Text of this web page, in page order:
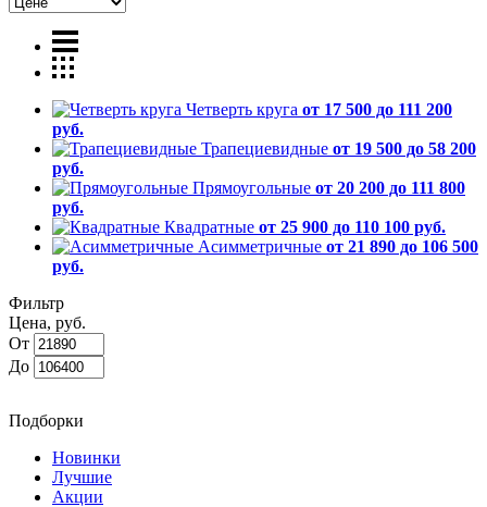
Четверть круга от 17 500 до 111 200
руб.
Трапециевидные от 19 500 до 58 200
руб.
Прямоугольные от 20 200 до 111 800
руб.
Квадратные от 25 900 до 110 100 руб.
Асимметричные от 21 890 до 106 500
руб.
Фильтр
Цена, руб.
От
До
Подборки
Новинки
Лучшие
Акции